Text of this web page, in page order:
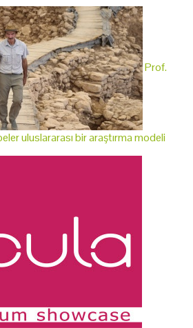
Prof.
uluslararası bir araştırma modeli